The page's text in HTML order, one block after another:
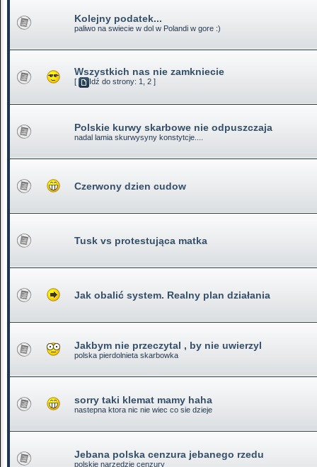
Kolejny podatek...
paliwo na swiecie w dol w Polandi w gore :)
Wszystkich nas nie zamkniecie
[ Idź do strony: 1, 2 ]
Polskie kurwy skarbowe nie odpuszczaja
nadal lamia skurwysyny konstytcje....
Czerwony dzien cudow
Tusk vs protestująca matka
Jak obalić system. Realny plan działania
Jakbym nie przeczytal , by nie uwierzyl
polska pierdolnieta skarbowka
sorry taki klemat mamy haha
nastepna ktora nic nie wiec co sie dzieje
Jebana polska cenzura jebanego rzedu
polskie narzedzie cenzury